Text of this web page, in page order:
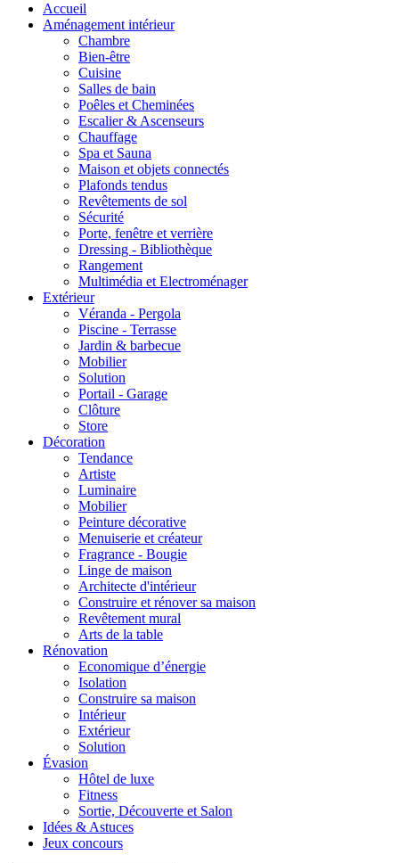
Accueil
Aménagement intérieur
Chambre
Bien-être
Cuisine
Salles de bain
Poêles et Cheminées
Escalier & Ascenseurs
Chauffage
Spa et Sauna
Maison et objets connectés
Plafonds tendus
Revêtements de sol
Sécurité
Porte, fenêtre et verrière
Dressing - Bibliothèque
Rangement
Multimédia et Electroménager
Extérieur
Véranda - Pergola
Piscine - Terrasse
Jardin & barbecue
Mobilier
Solution
Portail - Garage
Clôture
Store
Décoration
Tendance
Artiste
Luminaire
Mobilier
Peinture décorative
Menuiserie et créateur
Fragrance - Bougie
Linge de maison
Architecte d'intérieur
Construire et rénover sa maison
Revêtement mural
Arts de la table
Rénovation
Economique d’énergie
Isolation
Construire sa maison
Intérieur
Extérieur
Solution
Évasion
Hôtel de luxe
Fitness
Sortie, Découverte et Salon
Idées & Astuces
Jeux concours